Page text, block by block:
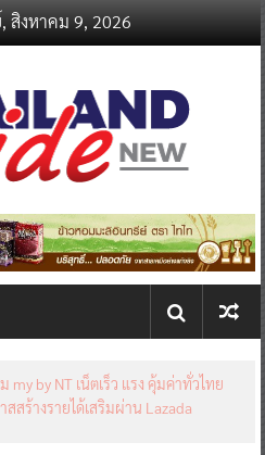
สิงหาคม 9, 2026
my by NT เน็ตเร็ว แรง คุ้มค่าทั่วไทย
สร้างรายได้เสริมผ่าน Lazada